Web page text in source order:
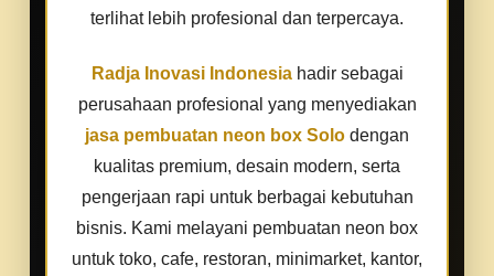
terlihat lebih profesional dan terpercaya.
Radja Inovasi Indonesiahadir sebagai
perusahaan profesional yang menyediakan
jasa pembuatan neon box Solo dengan
kualitas premium, desain modern, serta
pengerjaan rapi untuk berbagai kebutuhan
bisnis. Kami melayani pembuatan neon box
untuk toko, cafe, restoran, minimarket, kantor,